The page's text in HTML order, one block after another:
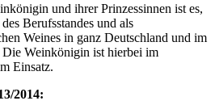
und ihrer Prinzessinnen ist es,
Berufsstandes und als
Weines in ganz Deutschland und im
Weinkönigin ist hierbei im
Einsatz.
2014: